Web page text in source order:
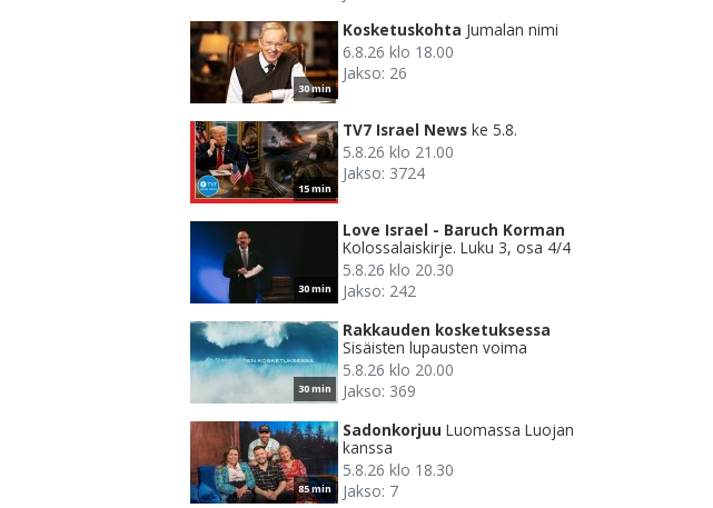
30 min
Kosketuskohta Jumalan nimi
6.8.26 klo 18.00
Jakso: 26
15 min
TV7 Israel News ke 5.8.
5.8.26 klo 21.00
Jakso: 3724
30 min
Love Israel - Baruch Korman
Kolossalaiskirje. Luku 3, osa 4/4
5.8.26 klo 20.30
Jakso: 242
30 min
Rakkauden kosketuksessa
Sisäisten lupausten voima
5.8.26 klo 20.00
Jakso: 369
85 min
Sadonkorjuu Luomassa Luojan
kanssa
5.8.26 klo 18.30
Jakso: 7